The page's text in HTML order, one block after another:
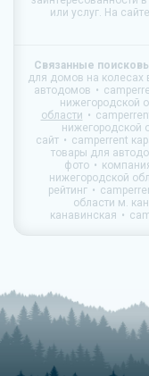
или услуг. На сайте
Связанные
для домов на колесах
автодомов
нижегородской
области
нижегородской
сайт
camperrent
товары для
фото
нижегородской
рейтинг
области м.
канавинская